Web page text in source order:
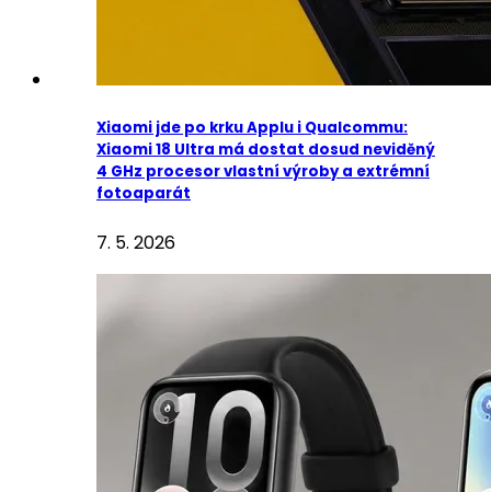
Xiaomi jde po krku Applu i Qualcommu:
Xiaomi 18 Ultra má dostat dosud neviděný
4 GHz procesor vlastní výroby a extrémní
fotoaparát
7. 5. 2026